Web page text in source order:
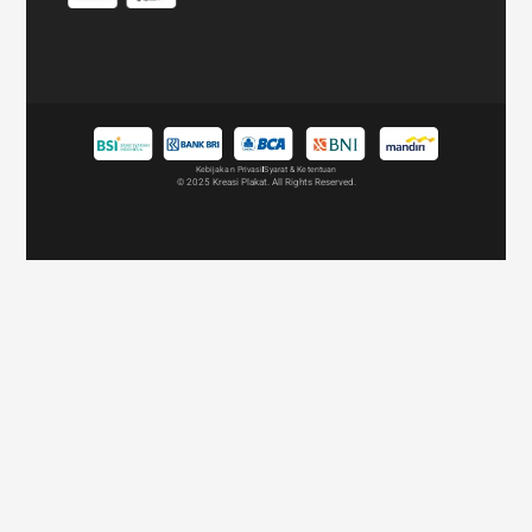
yang sesuai dengan penghargaan formal.
Event dan Kompetisi
penghargaan di bidang akademik atau industri kreatif.
Kebijakan PrivasiSyarat & Ketentuan
© 2025 Kreasi Plakat. All Rights Reserved.